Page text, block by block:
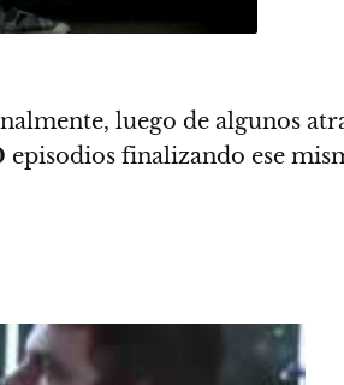
luego de algunos
episodios finalizando ese